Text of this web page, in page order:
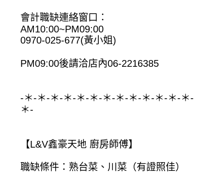
會計職缺連絡窗口：
AM10:00~PM09:00
0970-025-677(黃小姐)
PM09:00後請洽店內06-2216385
-＊-＊-＊-＊-＊-＊-＊-＊-＊-＊-＊-＊-＊-
＊-
【L&V鑫豪天地 廚房師傅】
職缺條件：熟台菜、川菜（有證照佳）